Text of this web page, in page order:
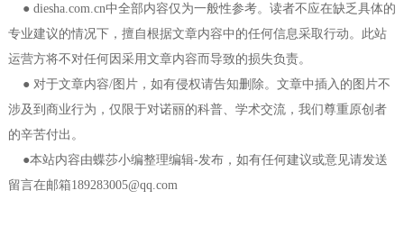
● diesha.com.cn中全部内容仅为一般性参考。读者不应在缺乏具体的
专业建议的情况下，擅自根据文章内容中的任何信息采取行动。此站
运营方将不对任何因采用文章内容而导致的损失负责。
● 对于文章内容/图片，如有侵权请告知删除。文章中插入的图片不
涉及到商业行为，仅限于对诺丽的科普、学术交流，我们尊重原创者
的辛苦付出。
●本站内容由蝶莎小编整理编辑-发布，如有任何建议或意见请发送
留言在邮箱189283005@qq.com